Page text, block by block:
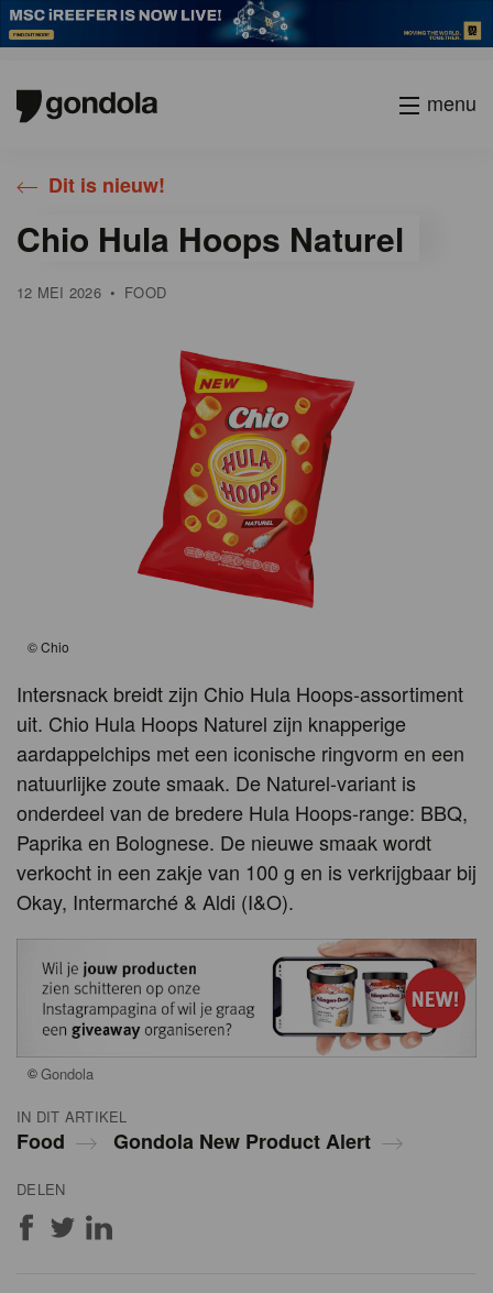
menu
Dit is nieuw!
Chio Hula Hoops Naturel
12 MEI 2026 • FOOD
©Chio
Intersnack breidt zijn Chio Hula Hoops-assortiment
uit. Chio Hula Hoops Naturel zijn knapperige
aardappelchips met een iconische ringvorm en een
natuurlijke zoute smaak. De Naturel-variant is
onderdeel van de bredere Hula Hoops-range: BBQ,
Paprika en Bolognese. De nieuwe smaak wordt
verkocht in een zakje van 100 g en is verkrijgbaar bij
Okay, Intermarché & Aldi (I&O).
©Gondola
IN DIT ARTIKEL
Food Gondola New Product Alert
DELEN
academy
society